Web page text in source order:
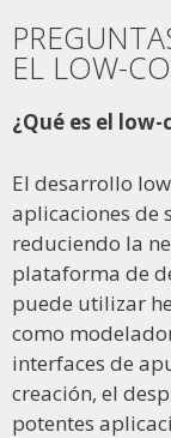
EL LOW-
¿Qué es el low-
El desarrollo
aplicaciones de
reduciendo la
plataforma de
puede utilizar
como
interfaces de
creación, el
potentes